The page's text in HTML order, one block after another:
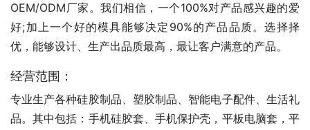
OEM/ODM厂家。我们相信，一个100%对产品感兴趣的爱
好;加上一个好的模具能够决定 90%的产品品质。选择择
优，能够设计、生产出品质最高，最让客户满意的产品。
经营范围：
专业生产各种硅胶制品、塑胶制品、智能电子配件、生活礼
品。其中包括：手机硅胶套、手机保护壳，平板电脑套，平